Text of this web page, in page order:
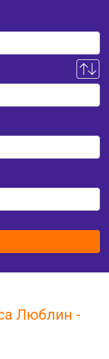
Люблин -